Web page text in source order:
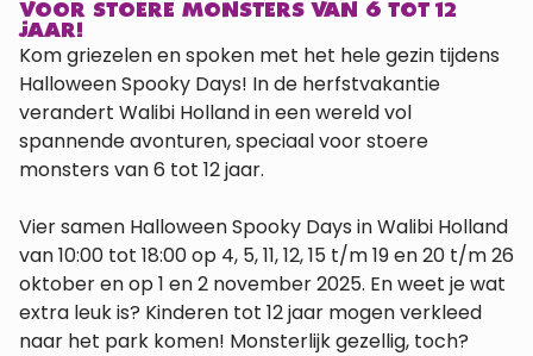
VOOR STOERE MONSTERS VAN 6 TOT 12
JAAR!
Kom griezelen en spoken met het hele gezin tijdens
Halloween Spooky Days! In de herfstvakantie
verandert Walibi Holland in een wereld vol
spannende avonturen, speciaal voor stoere
monsters van 6 tot 12 jaar.
Vier samen Halloween Spooky Days in Walibi Holland
van 10:00 tot 18:00 op 4, 5, 11, 12, 15 t/m 19 en 20 t/m 26
oktober en op 1 en 2 november 2025. En weet je wat
extra leuk is? Kinderen tot 12 jaar mogen verkleed
naar het park komen! Monsterlijk gezellig, toch?